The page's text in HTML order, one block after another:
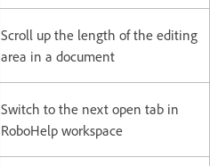
Scroll up the length of the editing
area in a document
Switch to the next open tab in
RoboHelp workspace